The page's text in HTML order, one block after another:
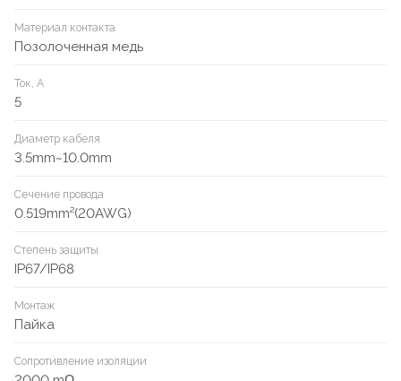
Материал контакта
Позолоченная медь
Ток, А
5
Диаметр кабеля
3.5mm~10.0mm
Сечение провода
0.519mm²(20AWG)
Степень защиты
IP67/IP68
Монтаж
Пайка
Сопротивление изоляции